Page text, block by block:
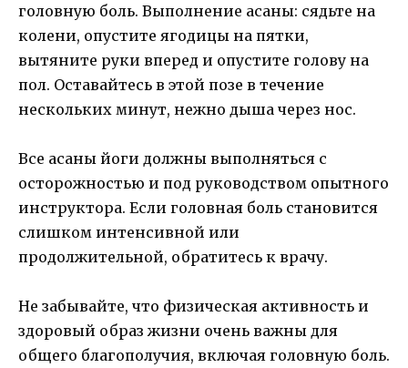
головную боль. Выполнение асаны: сядьте на
колени, опустите ягодицы на пятки,
вытяните руки вперед и опустите голову на
пол. Оставайтесь в этой позе в течение
нескольких минут, нежно дыша через нос.
Все асаны йоги должны выполняться с
осторожностью и под руководством опытного
инструктора. Если головная боль становится
слишком интенсивной или
продолжительной, обратитесь к врачу.
Не забывайте, что физическая активность и
здоровый образ жизни очень важны для
общего благополучия, включая головную боль.